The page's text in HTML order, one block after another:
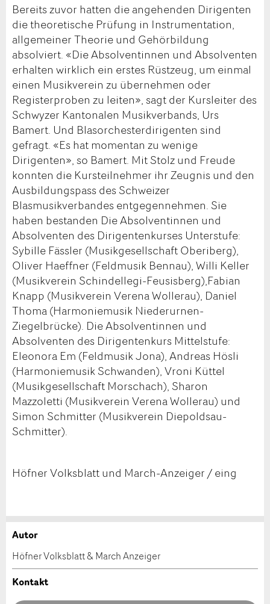
Bereits zuvor hatten die angehenden Dirigenten
die theoretische Prüfung in Instrumentation,
allgemeiner Theorie und Gehörbildung
absolviert. «Die Absolventinnen und Absolventen
erhalten wirklich ein erstes Rüstzeug, um einmal
einen Musikverein zu übernehmen oder
Registerproben zu leiten», sagt der Kursleiter des
Schwyzer Kantonalen Musikverbands, Urs
Bamert. Und Blasorchesterdirigenten sind
gefragt. «Es hat momentan zu wenige
Dirigenten», so Bamert. Mit Stolz und Freude
konnten die Kursteilnehmer ihr Zeugnis und den
Ausbildungspass des Schweizer
Blasmusikverbandes entgegennehmen. Sie
haben bestanden Die Absolventinnen und
Absolventen des Dirigentenkurses Unterstufe:
Sybille Fässler (Musikgesellschaft Oberiberg),
Oliver Haeffner (Feldmusik Bennau), Willi Keller
(Musikverein Schindellegi-Feusisberg),Fabian
Knapp (Musikverein Verena Wollerau), Daniel
Thoma (Harmoniemusik Niederurnen-
Ziegelbrücke). Die Absolventinnen und
Absolventen des Dirigentenkurs Mittelstufe:
Eleonora Em (Feldmusik Jona), Andreas Hösli
(Harmoniemusik Schwanden), Vroni Küttel
(Musikgesellschaft Morschach), Sharon
Mazzoletti (Musikverein Verena Wollerau) und
Simon Schmitter (Musikverein Diepoldsau-
Schmitter).
Höfner Volksblatt und March-Anzeiger / eing
Anzeige beanstanden
Ihr Feedback wird sehr geschätzt!
Anzeige weiterempfehlen
Empfehlen Sie diese Anzeige an Freunde weiter.
Autor
Höfner Volksblatt & March Anzeiger
Kontakt